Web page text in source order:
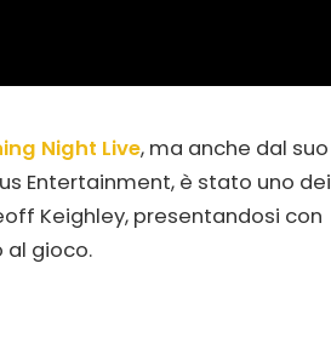
Night Live, ma anche dal suo
Entertainment, è stato uno dei
Keighley, presentandosi con
al gioco.